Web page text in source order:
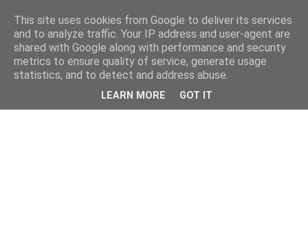
This site uses cookies from Google to deliver its services
and to analyze traffic. Your IP address and user-agent are
shared with Google along with performance and security
metrics to ensure quality of service, generate usage
statistics, and to detect and address abuse.
LEARN MORE GOT IT